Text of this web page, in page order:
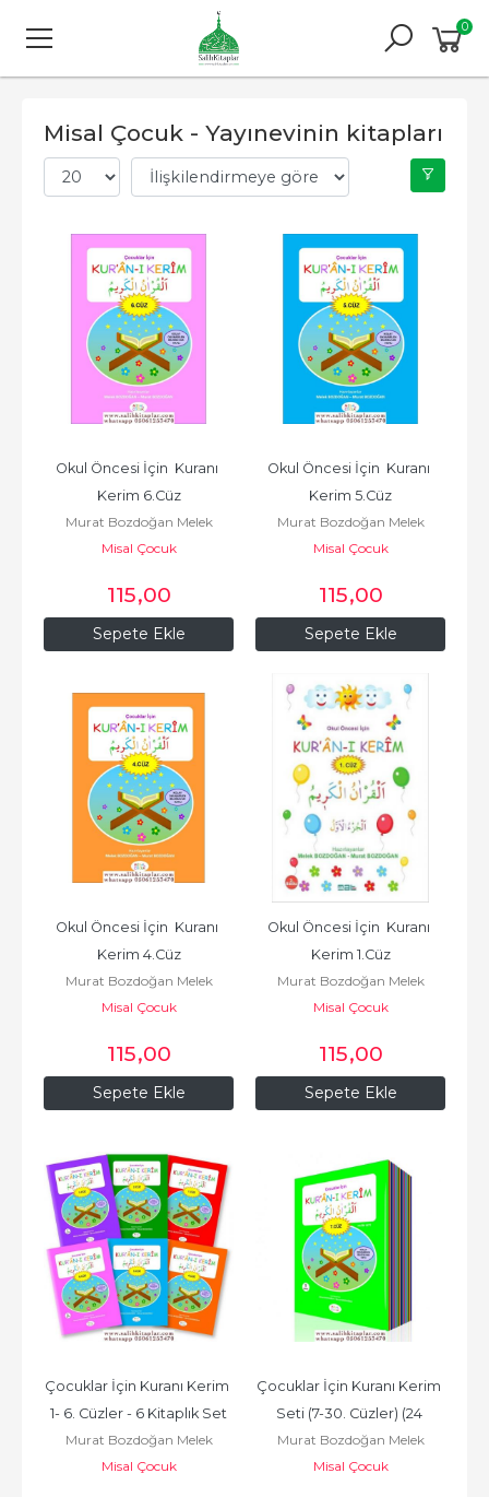
0
Misal Çocuk - Yayınevinin kitapları
Sepete Ekle
Okul Öncesi İçin  Kuranı
Kerim 6.Cüz
Murat Bozdoğan Melek
Bozdoğan
Misal Çocuk
115,00
Sepete Ekle
Okul Öncesi İçin  Kuranı
Kerim 5.Cüz
Murat Bozdoğan Melek
Bozdoğan
Misal Çocuk
115,00
Sepete Ekle
Okul Öncesi İçin  Kuranı
Kerim 4.Cüz
Murat Bozdoğan Melek
Bozdoğan
Misal Çocuk
115,00
Sepete Ekle
Okul Öncesi İçin  Kuranı
Kerim 1.Cüz
Murat Bozdoğan Melek
Bozdoğan
Misal Çocuk
115,00
Çocuklar İçin Kuranı Kerim
1- 6. Cüzler - 6 Kitaplık Set
Murat Bozdoğan Melek
Bozdoğan
Misal Çocuk
Çocuklar İçin Kuranı Kerim
Seti (7-30. Cüzler) (24
Kitaplık Set) -...
Murat Bozdoğan Melek
Bozdoğan
Misal Çocuk